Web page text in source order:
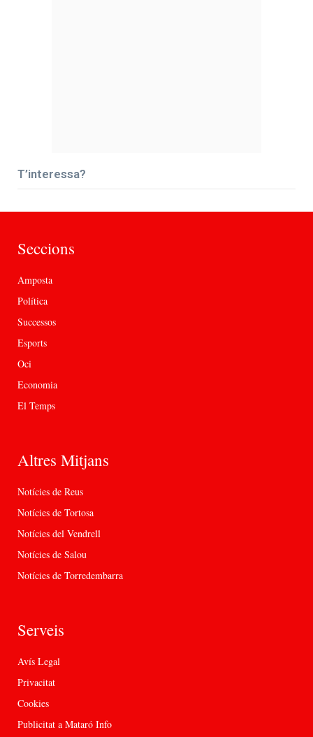
T’interessa?
Seccions
Amposta
Política
Successos
Esports
Oci
Economia
El Temps
Altres Mitjans
Notícies de Reus
Notícies de Tortosa
Notícies del Vendrell
Notícies de Salou
Notícies de Torredembarra
Serveis
Avís Legal
Privacitat
Cookies
Publicitat a Mataró Info